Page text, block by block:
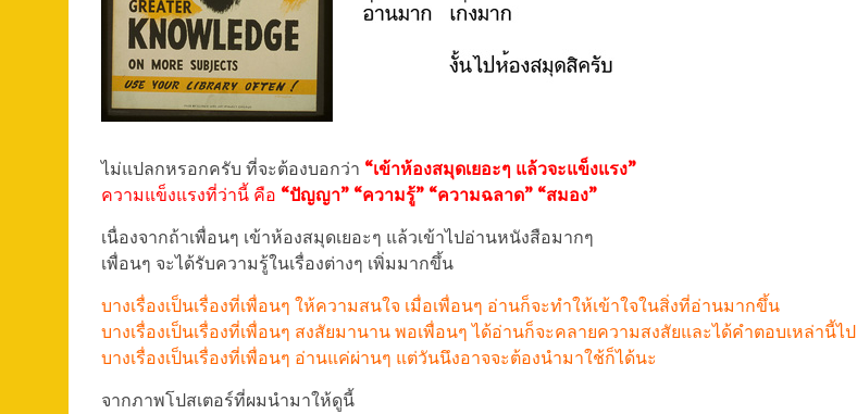
ไม่แปลกหรอกครับ ที่จะต้องบอกว่า “เข้าห้องสมุดเยอะๆ แล้วจะแข็งแรง”
ความแข็งแรงที่ว่านี้ คือ “ปัญญา” “ความรู้” “ความฉลาด” “สมอง”
เนื่องจากถ้าเพื่อนๆ เข้าห้องสมุดเยอะๆ แล้วเข้าไปอ่านหนังสือมากๆ
เพื่อนๆ จะได้รับความรู้ในเรื่องต่างๆ เพิ่มมากขึ้น
บางเรื่องเป็นเรื่องที่เพื่อนๆ ให้ความสนใจ เมื่อเพื่อนๆ อ่านก็จะทำให้เข้าใจในสิ่งที่อ่านมากขึ้น
บางเรื่องเป็นเรื่องที่เพื่อนๆ สงสัยมานาน พอเพื่อนๆ ได้อ่านก็จะคลายความสงสัยและได้คำตอบเหล่านี้ไป
บางเรื่องเป็นเรื่องที่เพื่อนๆ อ่านแค่ผ่านๆ แต่วันนึงอาจจะต้องนำมาใช้ก็ได้นะ
จากภาพโปสเตอร์ที่ผมนำมาให้ดูนี้